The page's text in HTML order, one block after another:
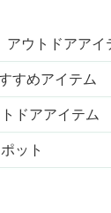
アウトドアアイ
すめアイテム
ドアアイテム
ット